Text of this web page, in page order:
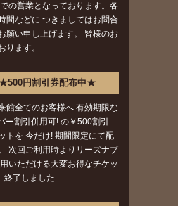
の営業となっております。各
間などに つきましてはお問合
願い申し上げます。 皆様のお
ります。
円割引券配布中★
館全てのお客様へ 有効期限な
ー割引併用可! の￥500割引
トを 今だけ! 期間限定にて配
次回ご利用時よりリーズナブ
いただける大変お得なチケッ
終了しました